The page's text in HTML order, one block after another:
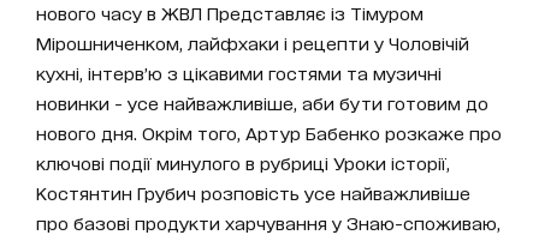
нового часу в ЖВЛ Представляє із Тімуром
Мірошниченком, лайфхаки і рецепти у Чоловічій
кухні, інтерв’ю з цікавими гостями та музичні
новинки - усе найважливіше, аби бути готовим до
нового дня. Окрім того, Артур Бабенко розкаже про
ключові події минулого в рубриці Уроки історії,
Костянтин Грубич розповість усе найважливіше
про базові продукти харчування у Знаю-споживаю,